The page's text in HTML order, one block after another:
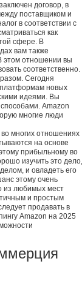
договор, в
поставщиком и
в соответствии с
как
сфере. В
вам также
этом отношении вы
соответственно.
Сегодня
платформам новых
идеями. Вы
Amazon
многие люди
многих отношениях
на основе
прибыльному во
изучить это дело,
и овладеть его
этому очень
из любимых мест
и простым
продавать в
Amazon на 2025